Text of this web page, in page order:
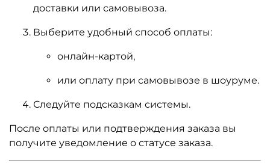
доставки или самовывоза.
Выберите удобный способ оплаты:
онлайн-картой,
или оплату при самовывозе в шоуруме.
Следуйте подсказкам системы.
После оплаты или подтверждения заказа вы
получите уведомление о статусе заказа.